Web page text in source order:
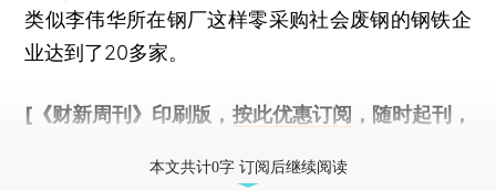
类似李伟华所在钢厂这样零采购社会废钢的钢铁企
业达到了20多家。
[《财新周刊》印刷版， 按此优惠订阅 ，随时起刊，
本文共计0字 订阅后继续阅读